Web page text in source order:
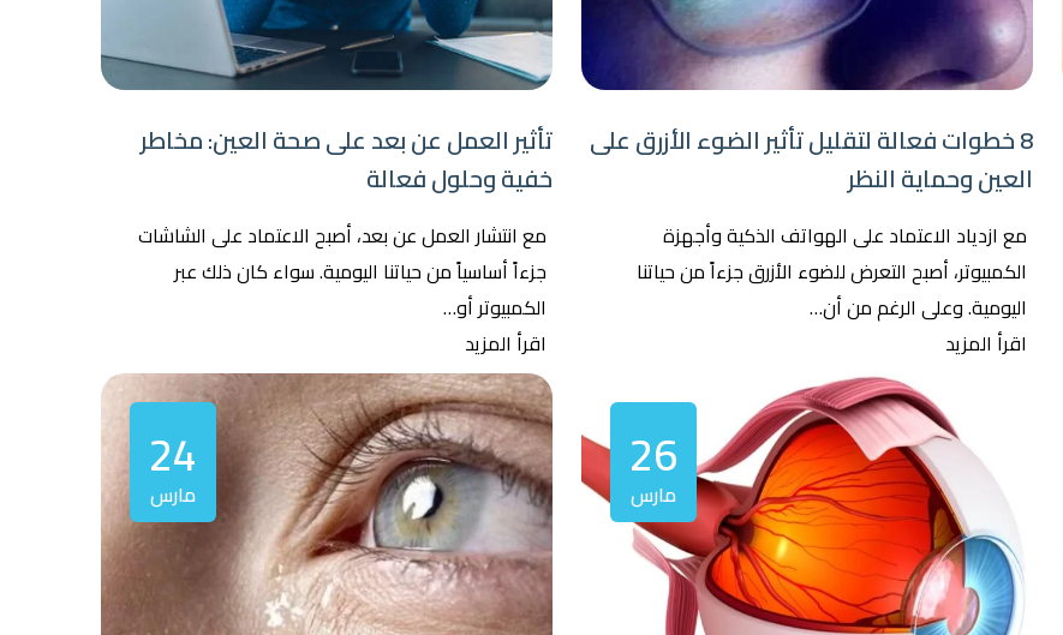
8 خطوات فعالة لتقليل تأثير الضوء الأزرق على
العين وحماية النظر
مع ازدياد الاعتماد على الهواتف الذكية وأجهزة
الكمبيوتر، أصبح التعرض للضوء الأزرق جزءاً من حياتنا
اليومية. وعلى الرغم من أن…
اقرأ المزيد
تأثير العمل عن بعد على صحة العين: مخاطر
خفية وحلول فعالة
مع انتشار العمل عن بعد، أصبح الاعتماد على الشاشات
جزءاً أساسياً من حياتنا اليومية. سواء كان ذلك عبر
الكمبيوتر أو…
اقرأ المزيد
26
مارس 24
مارس